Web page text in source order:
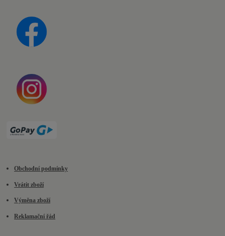
Obchodní podmínky
Vrátit zboží
Výměna zboží
Reklamační řád